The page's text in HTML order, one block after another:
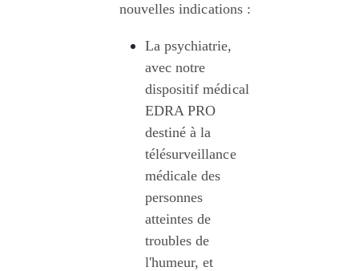
nouvelles indications :
La psychiatrie,
avec notre
dispositif médical
EDRA PRO
destiné à la
télésurveillance
médicale des
personnes
atteintes de
troubles de
l'humeur, et